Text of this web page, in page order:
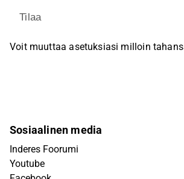
Tilaa
Voit muuttaa asetuksiasi milloin
Sosiaalinen media
Inderes Foorumi
Youtube